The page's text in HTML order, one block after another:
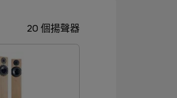
20 個揚聲器